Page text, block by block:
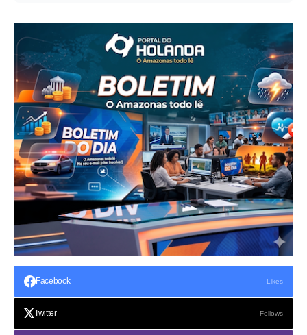
Facebook Likes
Twitter Follows